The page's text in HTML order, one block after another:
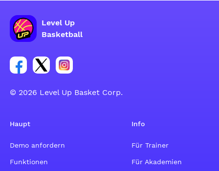
Level Up
Basketball
Link zur Facebook-Gruppe
Link zum Tweeter-Account
Link zum Instagram-Account
© 2026 Level Up Basket Corp.
Haupt
Demo anfordern
Funktionen
Info
Für Trainer
Für Akademien